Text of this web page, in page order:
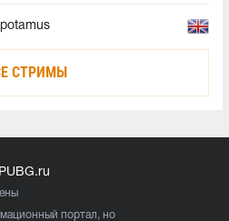
СТРИМЫ
портал, но